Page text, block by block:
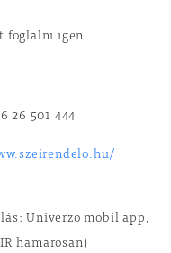
foglalni igen.
26 501 444
Univerzo mobil app,
hamarosan)